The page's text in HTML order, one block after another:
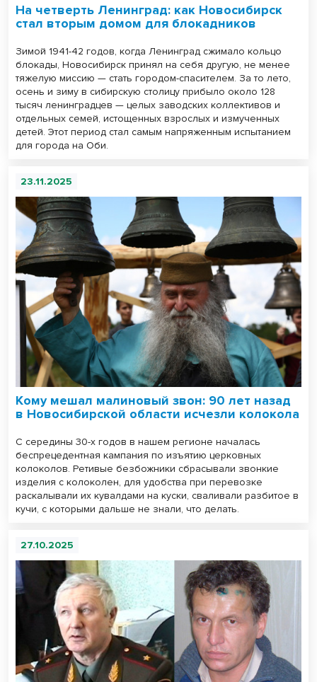
На четверть Ленинград: как Новосибирск
стал вторым домом для блокадников
Зимой 1941-42 годов, когда Ленинград сжимало кольцо
блокады, Новосибирск принял на себя другую, не менее
тяжелую миссию — стать городом-спасителем. За то лето,
осень и зиму в сибирскую столицу прибыло около 128
тысяч ленинградцев — целых заводских коллективов и
отдельных семей, истощенных взрослых и измученных
детей. Этот период стал самым напряженным испытанием
для города на Оби.
23.11.2025
Кому мешал малиновый звон: 90 лет назад
в Новосибирской области исчезли колокола
С середины 30-х годов в нашем регионе началась
беспрецедентная кампания по изъятию церковных
колоколов. Ретивые безбожники сбрасывали звонкие
изделия с колоколен, для удобства при перевозке
раскалывали их кувалдами на куски, сваливали разбитое в
кучи, с которыми дальше не знали, что делать.
27.10.2025